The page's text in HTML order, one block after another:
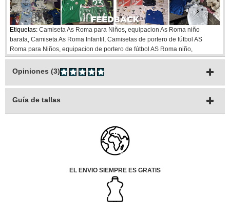
Etiquetas: Camiseta As Roma para Niños, equipacion As Roma niño
barata, Camiseta As Roma Infantil , Camisetas de portero de fútbol AS
Roma para Niños, equipacion de portero de fútbol AS Roma niño,
Opiniones (3)
Guía de tallas
EL ENVIO SIEMPRE ES GRATIS